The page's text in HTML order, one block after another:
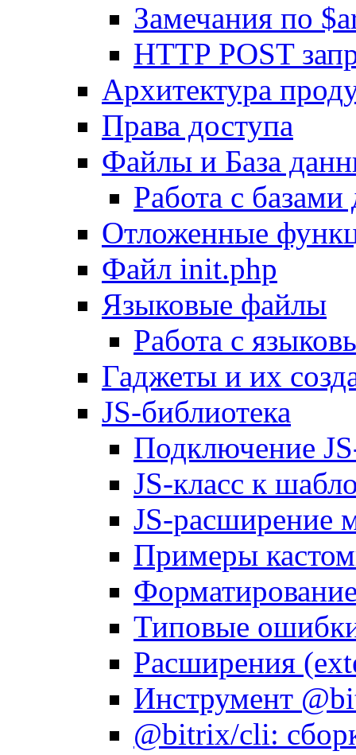
Замечания по
HTTP POST
Архитектура
Права доступа
Файлы и База
Работа с
Отложенные
Файл init.php
Языковые файлы
Работа с
Гаджеты и их
JS-библиотека
Подключение
JS-класс к
JS-расширение
Примеры
Типовые
Расширения
Инструмент
@bitrix/cli: